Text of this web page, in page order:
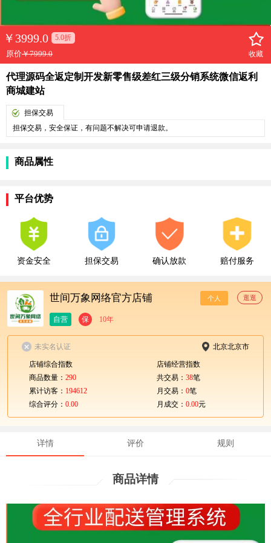
￥ 3999.0 5.0折
原价￥7999.0 收藏
代理源码全返定制开发新零售级差红三级分销系统微信返利
商城建站
担保交易
担保交易，安全保证，有问题不解决可申请退款。
商品属性
平台优势
资金安全 担保交易 确认放款 赔付服务
世间万象网络官方店铺 个人 逛逛
自营 保 10年
未实名认证 北京北京市
店铺综合指数
商品数量： 290
累计访客： 194612
综合评分： 0.00
店铺经营指数
共交易： 38笔
月交易： 0笔
月成交： 0.00元
详情 评价 规则
商品详情